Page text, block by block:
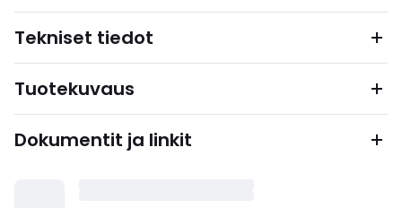
Tekniset tiedot
Tuotekuvaus
Dokumentit ja linkit